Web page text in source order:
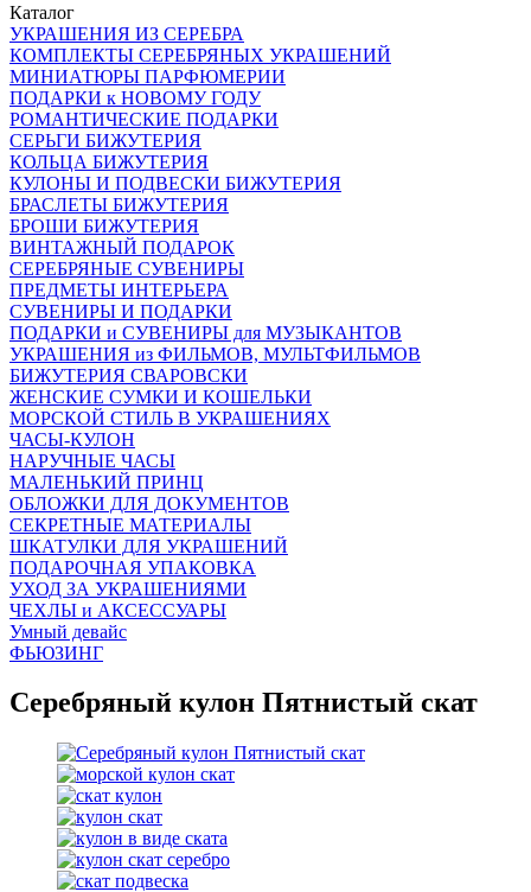
Каталог
УКРАШЕНИЯ ИЗ СЕРЕБРА
КОМПЛЕКТЫ СЕРЕБРЯНЫХ УКРАШЕНИЙ
МИНИАТЮРЫ ПАРФЮМЕРИИ
ПОДАРКИ к НОВОМУ ГОДУ
РОМАНТИЧЕСКИЕ ПОДАРКИ
СЕРЬГИ БИЖУТЕРИЯ
КОЛЬЦА БИЖУТЕРИЯ
КУЛОНЫ И ПОДВЕСКИ БИЖУТЕРИЯ
БРАСЛЕТЫ БИЖУТЕРИЯ
БРОШИ БИЖУТЕРИЯ
ВИНТАЖНЫЙ ПОДАРОК
СЕРЕБРЯНЫЕ СУВЕНИРЫ
ПРЕДМЕТЫ ИНТЕРЬЕРА
СУВЕНИРЫ И ПОДАРКИ
ПОДАРКИ и СУВЕНИРЫ для МУЗЫКАНТОВ
УКРАШЕНИЯ из ФИЛЬМОВ, МУЛЬТФИЛЬМОВ
БИЖУТЕРИЯ СВАРОВСКИ
ЖЕНСКИЕ СУМКИ И КОШЕЛЬКИ
МОРСКОЙ СТИЛЬ В УКРАШЕНИЯХ
ЧАСЫ-КУЛОН
НАРУЧНЫЕ ЧАСЫ
МАЛЕНЬКИЙ ПРИНЦ
ОБЛОЖКИ ДЛЯ ДОКУМЕНТОВ
СЕКРЕТНЫЕ МАТЕРИАЛЫ
ШКАТУЛКИ ДЛЯ УКРАШЕНИЙ
ПОДАРОЧНАЯ УПАКОВКА
УХОД ЗА УКРАШЕНИЯМИ
ЧEХЛЫ и АКСЕССУАРЫ
Умный девайс
ФЬЮЗИНГ
Серебряный кулон Пятнистый скат